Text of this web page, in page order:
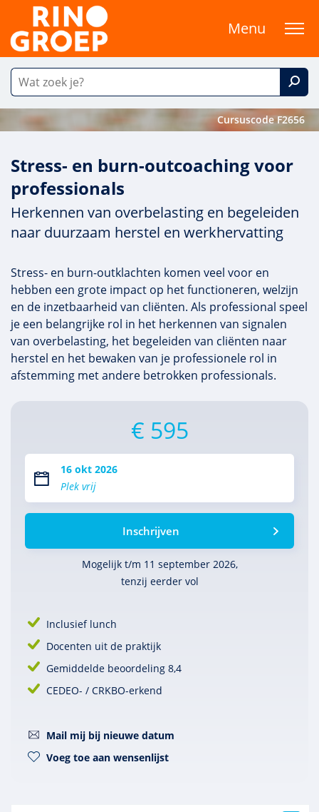
Menu
Cursuscode F2656
Stress- en burn-outcoaching voor
professionals
Herkennen van overbelasting en begeleiden
naar duurzaam herstel en werkhervatting
Stress- en burn-outklachten komen veel voor en
hebben een grote impact op het functioneren, welzijn
en de inzetbaarheid van cliënten. Als professional speel
je een belangrijke rol in het herkennen van signalen
van overbelasting, het begeleiden van cliënten naar
herstel en het bewaken van je professionele rol in
afstemming met andere betrokken professionals.
€ 595
16 okt 2026
Plek vrij
Inschrijven
Mogelijk t/m 11 september 2026,
tenzij eerder vol
Inclusief lunch
Docenten uit de praktijk
Gemiddelde beoordeling 8,4
CEDEO- / CRKBO-erkend
Mail mij bij nieuwe datum
Voeg toe aan wensenlijst